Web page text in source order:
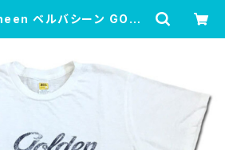
ベルバシーン GOLD
e Shop